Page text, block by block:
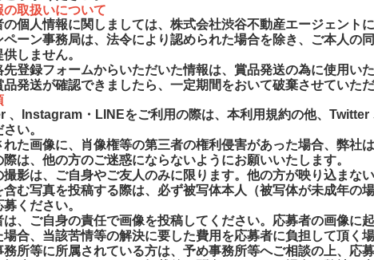
の取扱いについて
の個人情報に関しましては、株式会社渋谷不動産エージェント
ペーン事務局は、法令により認められた場合を除き、ご本人の
しません。
先登録フォームからいただいた情報は、賞品発送の為に使用いた
品発送が確認できましたら、一定期間をおいて破棄させていただ
、Instagram・LINEをご利用の際は、本利用規約の他、
い。
れた画像に、肖像権等の第三者の権利侵害があった場合、弊社
際は、他の方のご迷惑にならないようにお願いいたします。
撮影は、ご自身やご友人のみに限ります。他の方が映り込まな
含む写真を投稿する際は、必ず被写体本人（被写体が未成年の
ください。
は、ご自身の責任で画像を投稿してください。応募者の画像に
場合、当該苦情等の解決に要した費用を応募者に負担して頂く場
務所等に所属されている方は、予め事務所等へご相談の上、応